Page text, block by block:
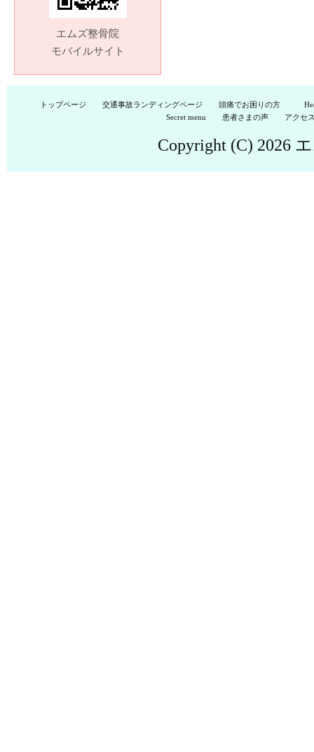
エムズ整骨院
モバイルサイト
トップページ 交通事故ランディングページ 頭痛でお困りの方
Secret menu
患者さまの声 アクセ
Copyright (C) 2026